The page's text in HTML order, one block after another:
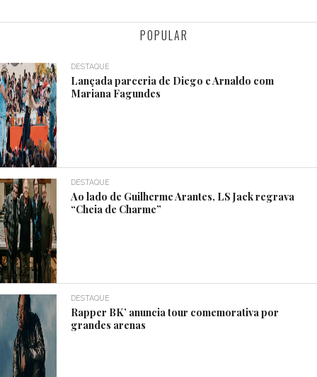
POPULAR
DESTAQUE
Lançada parceria de Diego e Arnaldo com
Mariana Fagundes
DESTAQUE
Ao lado de Guilherme Arantes, LS Jack regrava
“Cheia de Charme”
DESTAQUE
Rapper BK’ anuncia tour comemorativa por
grandes arenas